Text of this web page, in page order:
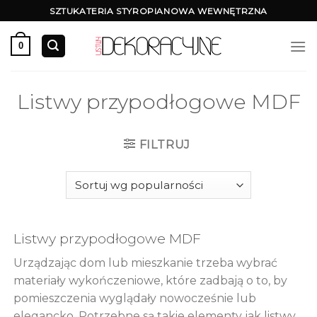
content
SZTUKATERIA STYROPIANOWA WEWNĘTRZNA
0
Listwy przypodłogowe MDF
FILTRUJ
Listwy przypodłogowe MDF
Urządzając dom lub mieszkanie trzeba wybrać
materiały wykończeniowe, które zadbają o to, by
pomieszczenia wyglądały nowocześnie lub